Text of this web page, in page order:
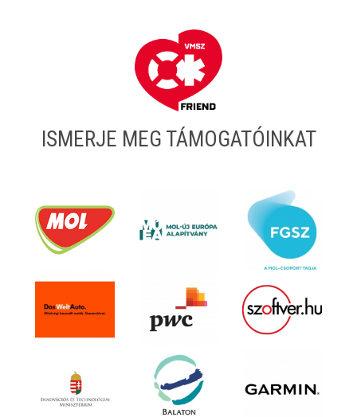
ISMERJE MEG TÁMOGATÓINKAT